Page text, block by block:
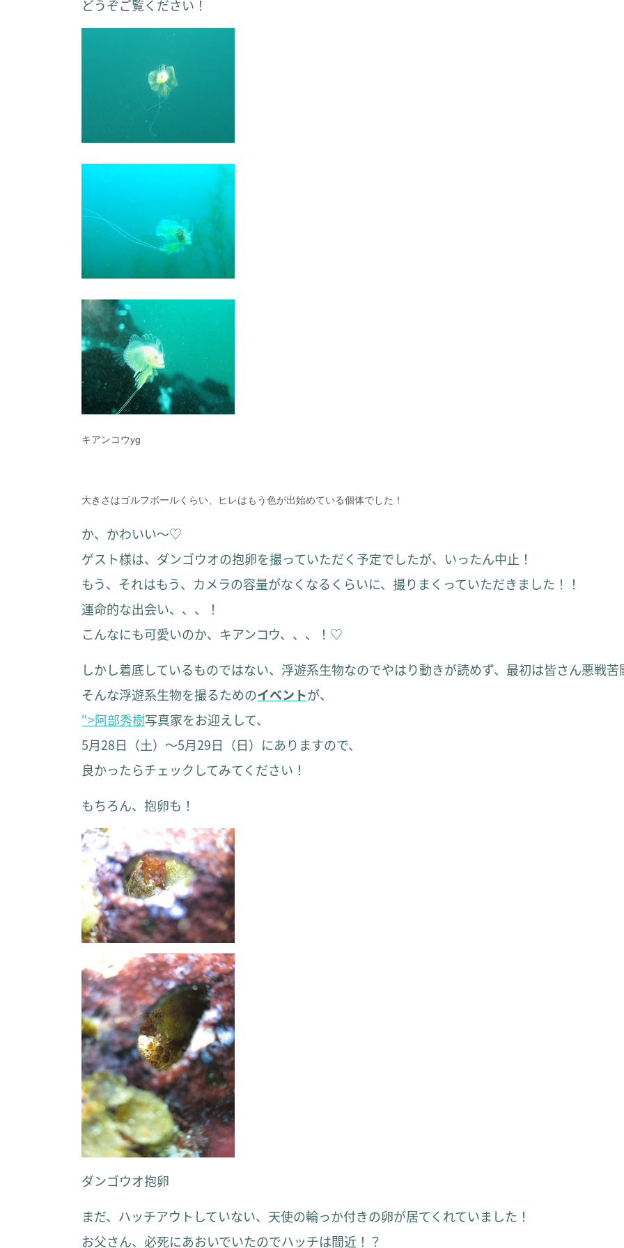
どうぞご覧ください！
キアンコウyg
大きさはゴルフボールくらい、ヒレはもう色が出始めている個体でした！
か、かわいい～♡
ゲスト様は、ダンゴウオの抱卵を撮っていただく予定でしたが、いったん中止！
もう、それはもう、カメラの容量がなくなるくらいに、撮りまくっていただきました！！
運命的な出会い、、、！
こんなにも可愛いのか、キアンコウ、、、！♡
しかし着底しているものではない、浮遊系生物なのでやはり動きが読めず、最初は皆さん悪戦苦
そんな浮遊系生物を撮るためのイベントが、
“>阿部秀樹写真家をお迎えして、
5月28日（土）～5月29日（日）にありますので、
良かったらチェックしてみてください！
もちろん、抱卵も！
ダンゴウオ抱卵
まだ、ハッチアウトしていない、天使の輪っか付きの卵が居てくれていました！
お父さん、必死にあおいでいたのでハッチは間近！？